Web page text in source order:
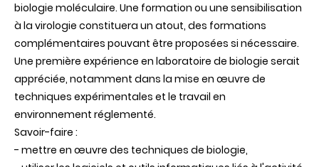
biologie moléculaire. Une formation ou une sensibilisation
à la virologie constituera un atout, des formations
complémentaires pouvant être proposées si nécessaire.
Une première expérience en laboratoire de biologie serait
appréciée, notamment dans la mise en œuvre de
techniques expérimentales et le travail en
environnement réglementé.
Savoir-faire :
- mettre en œuvre des techniques de biologie,